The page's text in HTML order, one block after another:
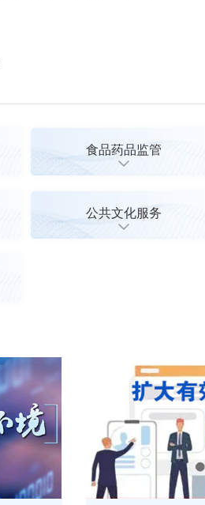
食品药品监管
公共文化服务